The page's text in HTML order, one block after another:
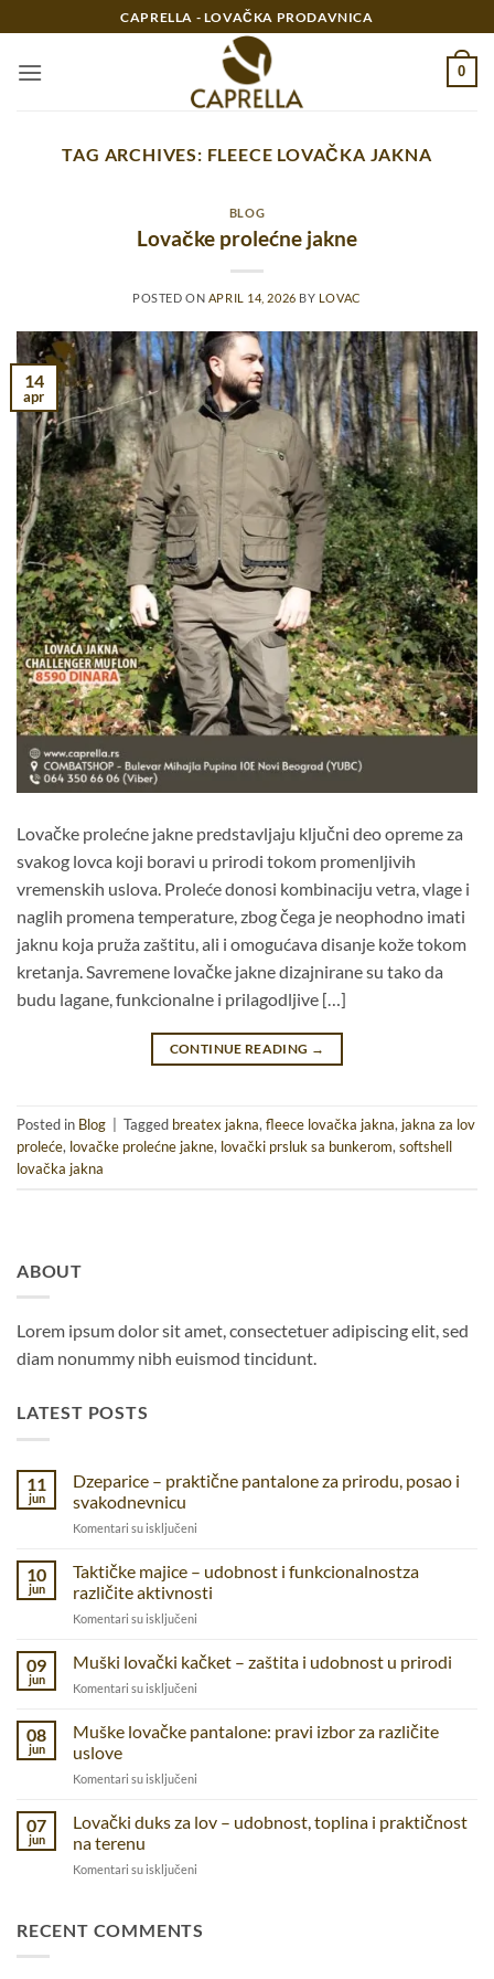
na
sadržaj
CAPRELLA - LOVAČKA PRODAVNICA
0
TAG ARCHIVES: FLEECE LOVAČKA JAKNA
BLOG
Lovačke prolećne jakne
POSTED ON APRIL 14, 2026 BY LOVAC
14
apr
Lovačke prolećne jakne predstavljaju ključni deo opreme za
svakog lovca koji boravi u prirodi tokom promenljivih
vremenskih uslova. Proleće donosi kombinaciju vetra, vlage i
naglih promena temperature, zbog čega je neophodno imati
jaknu koja pruža zaštitu, ali i omogućava disanje kože tokom
kretanja. Savremene lovačke jakne dizajnirane su tako da
budu lagane, funkcionalne i prilagodljive […]
CONTINUE READING →
Posted in Blog Tagged breatex jakna, fleece lovačka jakna, jakna za lov
proleće, lovačke prolećne jakne, lovački prsluk sa bunkerom, softshell
lovačka jakna
ABOUT
Lorem ipsum dolor sit amet, consectetuer adipiscing elit, sed
diam nonummy nibh euismod tincidunt.
LATEST POSTS
11
jun
Dzeparice – praktične pantalone za prirodu, posao i
svakodnevnicu
Komentari su isključeni
praktične
pantalone
posao
10
jun
Taktičke majice – udobnost i funkcionalnostza
različite aktivnosti
Komentari su isključeni
majice
–
funkcionalnostza
09
jun
Muški lovački kačket – zaštita i udobnost u prirodi
Komentari su isključeni
lovački
kačket
udobnost
08
jun
Muške lovačke pantalone: pravi izbor za različite
uslove
Komentari su isključeni
lovačke
pantalone:
uslove
07
jun
Lovački duks za lov – udobnost, toplina i praktičnost
na terenu
Komentari su isključeni
za
RECENT COMMENTS